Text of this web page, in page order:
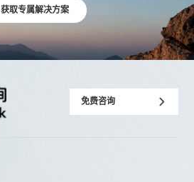
获取专属解决方案
免费咨询